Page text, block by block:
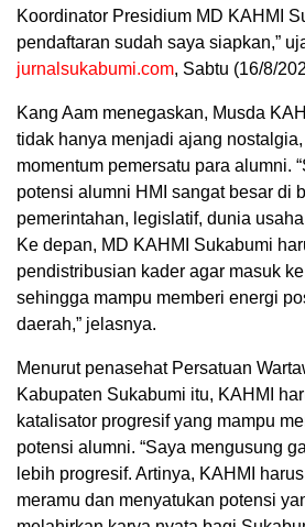
Koordinator Presidium MD KAHMI
pendaftaran sudah saya siapkan,”
jurnalsukabumi.com, Sabtu (16/8/
Kang Aam menegaskan, Musda
tidak hanya menjadi ajang
momentum pemersatu para alumni.
potensi alumni HMI sangat besar di
pemerintahan, legislatif, dunia
Ke depan, MD KAHMI Sukabumi
pendistribusian kader agar masuk
sehingga mampu memberi energi
daerah,” jelasnya.
Menurut penasehat Persatuan
Kabupaten Sukabumi itu, KAHMI
katalisator progresif yang mampu
potensi alumni. “Saya mengusung
lebih progresif. Artinya, KAHMI
meramu dan menyatukan potensi